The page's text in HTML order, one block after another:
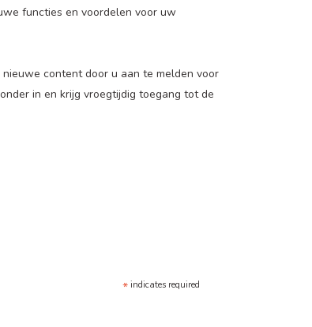
functies en voordelen voor uw
content door u aan te melden voor
in en krijg vroegtijdig toegang tot de
* indicates required